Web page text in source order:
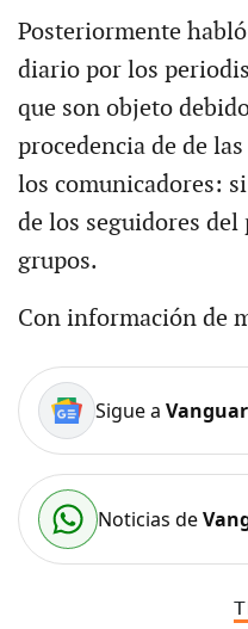
Posteriormente
diario por los
que son objeto
procedencia de de
los comunicadores:
de los seguidores
grupos.
Con información de
Sigue a
Noticias de